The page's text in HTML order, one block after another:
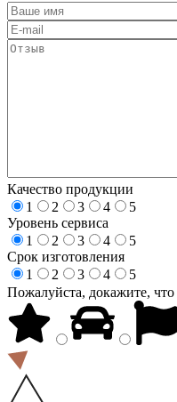
Качество продукции
1
2 3 4
5
Уровень сервиса
1
2 3 4
5
Срок изготовления
1
2 3 4
5
Пожалуйста, докажите,